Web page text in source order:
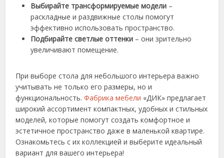
Выбирайте трансформируемые модели –
раскладные и раздвижные столы помогут
эффективно использовать пространство.
Подбирайте светлые оттенки – они зрительно
увеличивают помещение.
При выборе стола для небольшого интерьера важно
учитывать не только его размеры, но и
функциональность.Фабрика мебели «ДИК» предлагает
широкий ассортимент компактных, удобных и стильных
моделей, которые помогут создать комфортное и
эстетичное пространство даже в маленькой квартире.
Ознакомьтесь с их коллекцией и выберите идеальный
вариант для вашего интерьера!